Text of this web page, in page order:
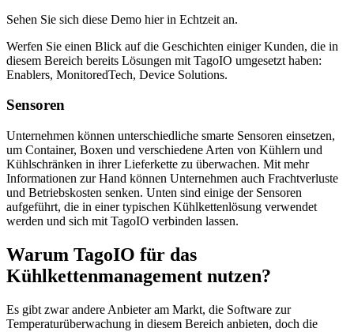
Sehen Sie sich diese Demo hier in Echtzeit an.
Werfen Sie einen Blick auf die Geschichten einiger Kunden, die in
diesem Bereich bereits Lösungen mit TagoIO umgesetzt haben:
Enablers, MonitoredTech, Device Solutions.
Sensoren
Unternehmen können unterschiedliche smarte Sensoren einsetzen,
um Container, Boxen und verschiedene Arten von Kühlern und
Kühlschränken in ihrer Lieferkette zu überwachen. Mit mehr
Informationen zur Hand können Unternehmen auch Frachtverluste
und Betriebskosten senken. Unten sind einige der Sensoren
aufgeführt, die in einer typischen Kühlkettenlösung verwendet
werden und sich mit TagoIO verbinden lassen.
Warum TagoIO für das
Kühlkettenmanagement nutzen?
Es gibt zwar andere Anbieter am Markt, die Software zur
Temperaturüberwachung in diesem Bereich anbieten, doch die